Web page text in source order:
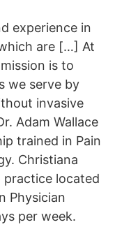
experience in
are […] At
is to
we serve by
invasive
Adam Wallace
trained in Pain
Christiana
practice located
Physician
per week.